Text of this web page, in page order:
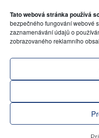
Tato webová stránka používá
bezpečného fungování webové
zaznamenávání údajů o
zobrazovaného reklamního